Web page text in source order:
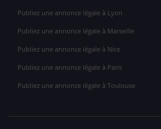
Publiez une annonce légale à Lyon
Publiez une annonce légale à Marseille
Publiez une annonce légale à Nice
Publiez une annonce légale à Paris
Publiez une annonce légale à Toulouse